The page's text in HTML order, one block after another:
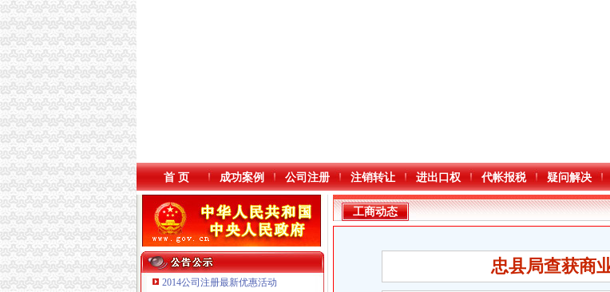
首 页 成功案例 公司注册 注销转让 进出口权 代帐报税 疑问解决
2014公司注册最新优惠活动
工商动态
忠县局查获商